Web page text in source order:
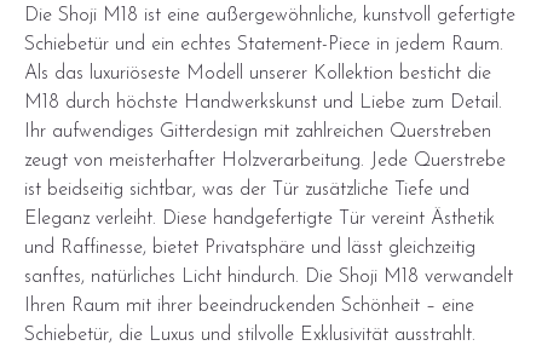
Die Shoji M18 ist eine außergewöhnliche, kunstvoll gefertigte
Schiebetür und ein echtes Statement-Piece in jedem Raum.
Als das luxuriöseste Modell unserer Kollektion besticht die
M18 durch höchste Handwerkskunst und Liebe zum Detail.
Ihr aufwendiges Gitterdesign mit zahlreichen Querstreben
zeugt von meisterhafter Holzverarbeitung. Jede Querstrebe
ist beidseitig sichtbar, was der Tür zusätzliche Tiefe und
Eleganz verleiht. Diese handgefertigte Tür vereint Ästhetik
und Raffinesse, bietet Privatsphäre und lässt gleichzeitig
sanftes, natürliches Licht hindurch. Die Shoji M18 verwandelt
Ihren Raum mit ihrer beeindruckenden Schönheit – eine
Schiebetür, die Luxus und stilvolle Exklusivität ausstrahlt.